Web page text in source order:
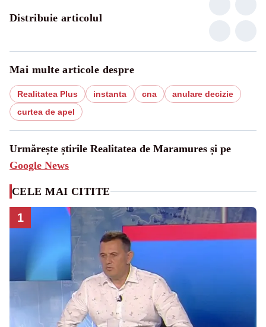
Distribuie articolul
Mai multe articole despre
Realitatea Plus instanta cna
anulare decizie
curtea de apel
Urmărește știrile Realitatea de Maramures și pe
Google News
CELE MAI CITITE
1